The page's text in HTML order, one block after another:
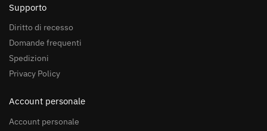
Supporto
Diritto di recesso
Domande frequenti
Spedizioni
Privacy Policy
Account personale
Account personale